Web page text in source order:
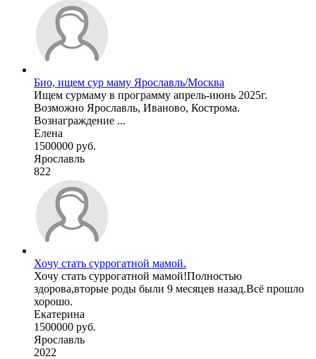
Био, ищем сур маму Ярославль/Москва
Ищем сурмаму в программу апрель-июнь 2025г.
Возможно Ярославль, Иваново, Кострома.
Вознаграждение ...
Елена
1500000 руб.
Ярославль
822
Хочу стать суррогатной мамой.
Хочу стать суррогатной мамой!Полностью
здорова,вторые роды были 9 месяцев назад.Всё прошло
хорошо.
Екатерина
1500000 руб.
Ярославль
2022